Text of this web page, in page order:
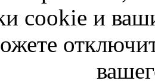
cookie и